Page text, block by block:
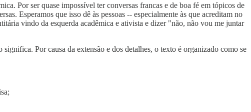
Por ser quase impossível ter conversas francas e de boa fé em tópicos de
Esperamos que isso dê às pessoas -- especialmente às que acreditam no
vindo da esquerda acadêmica e ativista e dizer "não, não vou me juntar
Por causa da extensão e dos detalhes, o texto é organizado como se